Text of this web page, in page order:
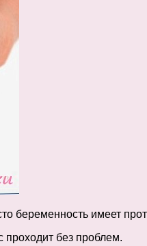
беременность имеет
без проблем.